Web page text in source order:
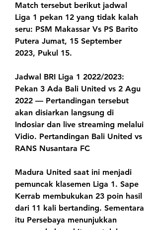
Match tersebut berikut jadwal
Liga 1 pekan 12 yang tidak kalah
seru: PSM Makassar Vs PS Barito
Putera Jumat, 15 September
2023, Pukul 15.
Jadwal BRI Liga 1 2022/2023:
Pekan 3 Ada Bali United vs 2 Agu
2022 — Pertandingan tersebut
akan disiarkan langsung di
Indosiar dan live streaming melalui
Vidio. Pertandingan Bali United vs
RANS Nusantara FC
Madura United saat ini menjadi
pemuncak klasemen Liga 1. Sape
Kerrab membukukan 23 poin hasil
dari 11 kali bertanding. Sementara
itu Persebaya menunjukkan